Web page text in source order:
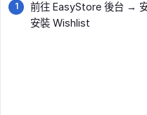
前往 EasyStore 後台 →
安裝 Wishlist